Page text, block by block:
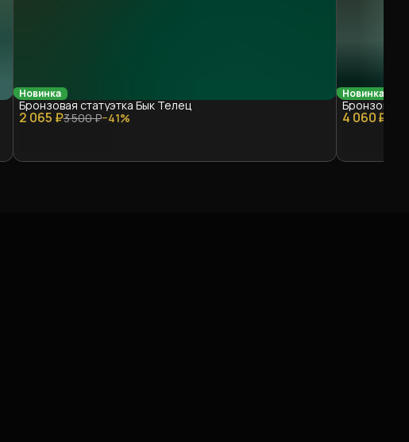
Новинка
2 065 ₽3 500 ₽−41%
Бронзовая статуэтка Бык Телец
Новинка
4 060 ₽
Бронзовая